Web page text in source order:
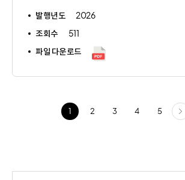
발행년도
2026
조회수
511
파일 다운로드
1 2 3 4 5